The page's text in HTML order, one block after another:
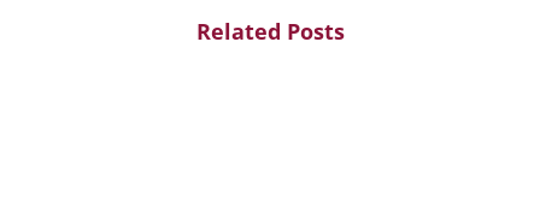
Related Posts